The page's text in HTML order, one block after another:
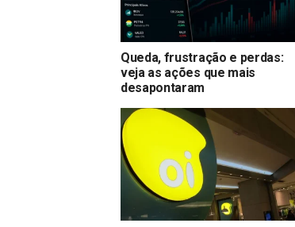
Queda, frustração e perdas:
veja as ações que mais
desapontaram